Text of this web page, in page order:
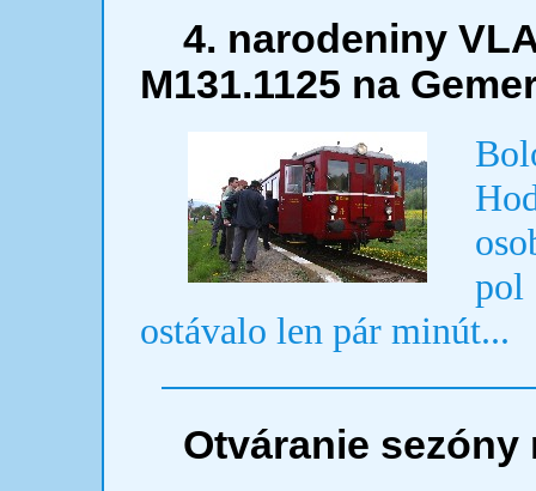
4. narodeniny
M131.1125 na
pol
ostávalo len pár minút...
Otváranie sezóny